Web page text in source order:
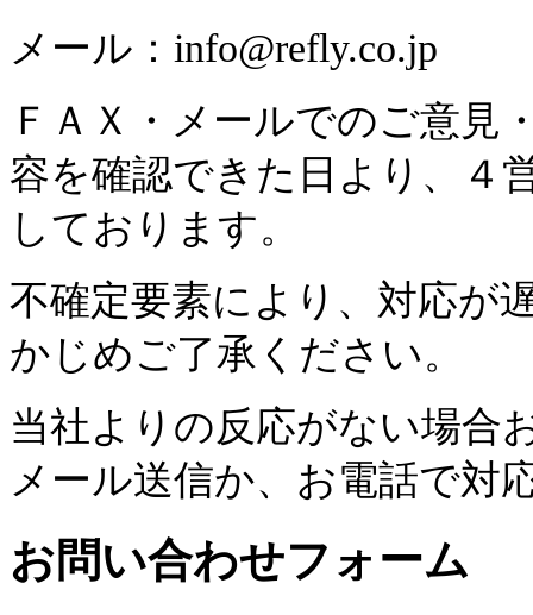
メール： info@refly.co.jp
ＦＡＸ・メールでのご意見
容を確認できた日より、４
しております。
不確定要素により、対応が
かじめご了承ください。
当社よりの反応がない場合
メール送信か、お電話で対
お問い合わせフォーム